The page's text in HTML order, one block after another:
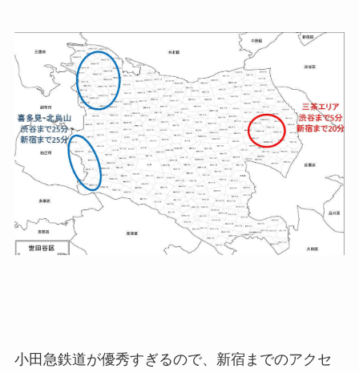
小田急鉄道が優秀すぎるので、新宿までのアクセ